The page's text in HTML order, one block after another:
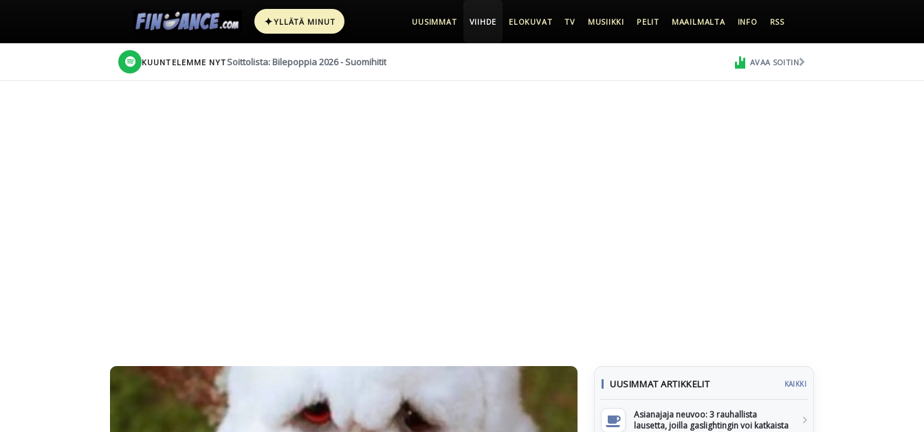
✦YLLÄTÄ MINUT UUSIMMAT VIIHDE ELOKUVAT TV MUSIIKKI PELIT MAAILMALTA INFO RSS
KUUNTELEMME NYT Soittolista: Bilepoppia 2026 - Suomihitit AVAA SOITIN
UUSIMMAT ARTIKKELIT KAIKKI
Asianajaja neuvoo: 3 rauhallista
lausetta, joilla gaslightingin voi katkaista